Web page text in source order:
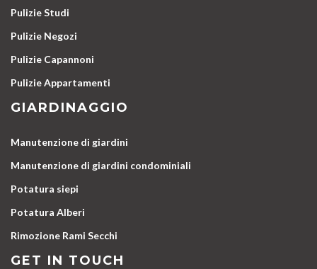
Pulizie Studi
Pulizie Negozi
Pulizie Capannoni
Pulizie Appartamenti
GIARDINAGGIO
Manutenzione di giardini
Manutenzione di giardini condominiali
Potatura siepi
Potatura Alberi
Rimozione Rami Secchi
GET IN TOUCH